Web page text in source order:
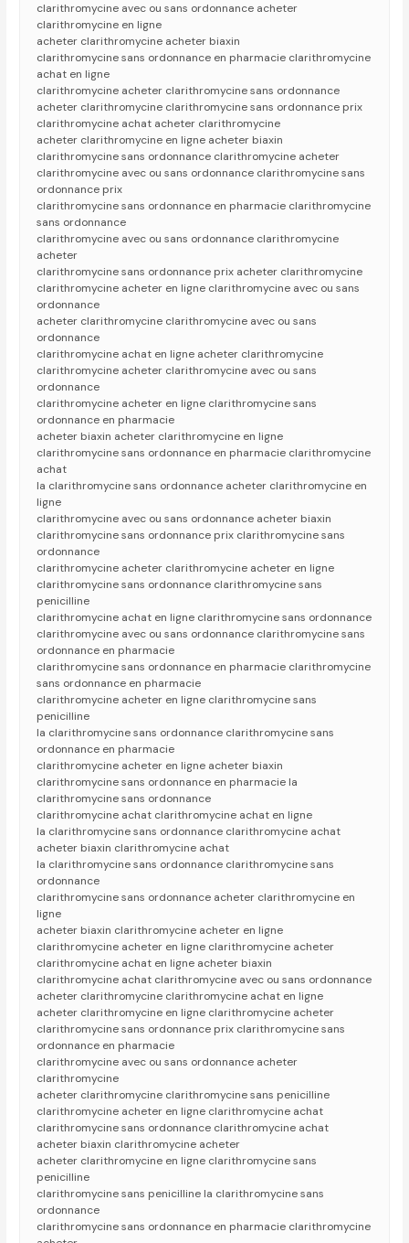
clarithromycine avec ou sans ordonnance acheter
clarithromycine en ligne
acheter clarithromycine acheter biaxin
clarithromycine sans ordonnance en pharmacie clarithromycine
achat en ligne
clarithromycine acheter clarithromycine sans ordonnance
acheter clarithromycine clarithromycine sans ordonnance prix
clarithromycine achat acheter clarithromycine
acheter clarithromycine en ligne acheter biaxin
clarithromycine sans ordonnance clarithromycine acheter
clarithromycine avec ou sans ordonnance clarithromycine sans
ordonnance prix
clarithromycine sans ordonnance en pharmacie clarithromycine
sans ordonnance
clarithromycine avec ou sans ordonnance clarithromycine
acheter
clarithromycine sans ordonnance prix acheter clarithromycine
clarithromycine acheter en ligne clarithromycine avec ou sans
ordonnance
acheter clarithromycine clarithromycine avec ou sans
ordonnance
clarithromycine achat en ligne acheter clarithromycine
clarithromycine acheter clarithromycine avec ou sans
ordonnance
clarithromycine acheter en ligne clarithromycine sans
ordonnance en pharmacie
acheter biaxin acheter clarithromycine en ligne
clarithromycine sans ordonnance en pharmacie clarithromycine
achat
la clarithromycine sans ordonnance acheter clarithromycine en
ligne
clarithromycine avec ou sans ordonnance acheter biaxin
clarithromycine sans ordonnance prix clarithromycine sans
ordonnance
clarithromycine acheter clarithromycine acheter en ligne
clarithromycine sans ordonnance clarithromycine sans
penicilline
clarithromycine achat en ligne clarithromycine sans ordonnance
clarithromycine avec ou sans ordonnance clarithromycine sans
ordonnance en pharmacie
clarithromycine sans ordonnance en pharmacie clarithromycine
sans ordonnance en pharmacie
clarithromycine acheter en ligne clarithromycine sans
penicilline
la clarithromycine sans ordonnance clarithromycine sans
ordonnance en pharmacie
clarithromycine acheter en ligne acheter biaxin
clarithromycine sans ordonnance en pharmacie la
clarithromycine sans ordonnance
clarithromycine achat clarithromycine achat en ligne
la clarithromycine sans ordonnance clarithromycine achat
acheter biaxin clarithromycine achat
la clarithromycine sans ordonnance clarithromycine sans
ordonnance
clarithromycine sans ordonnance acheter clarithromycine en
ligne
acheter biaxin clarithromycine acheter en ligne
clarithromycine acheter en ligne clarithromycine acheter
clarithromycine achat en ligne acheter biaxin
clarithromycine achat clarithromycine avec ou sans ordonnance
acheter clarithromycine clarithromycine achat en ligne
acheter clarithromycine en ligne clarithromycine acheter
clarithromycine sans ordonnance prix clarithromycine sans
ordonnance en pharmacie
clarithromycine avec ou sans ordonnance acheter
clarithromycine
acheter clarithromycine clarithromycine sans penicilline
clarithromycine acheter en ligne clarithromycine achat
clarithromycine sans ordonnance clarithromycine achat
acheter biaxin clarithromycine acheter
acheter clarithromycine en ligne clarithromycine sans
penicilline
clarithromycine sans penicilline la clarithromycine sans
ordonnance
clarithromycine sans ordonnance en pharmacie clarithromycine